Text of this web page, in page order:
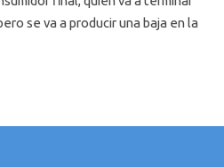
se va a producir una baja en la